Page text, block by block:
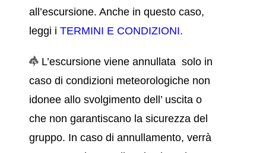
all’escursione. Anche in questo caso,
leggi i TERMINI E CONDIZIONI.
L’escursione viene annullata solo in
caso di condizioni meteorologiche non
idonee allo svolgimento dell’ uscita o
che non garantiscano la sicurezza del
gruppo. In caso di annullamento, verrà